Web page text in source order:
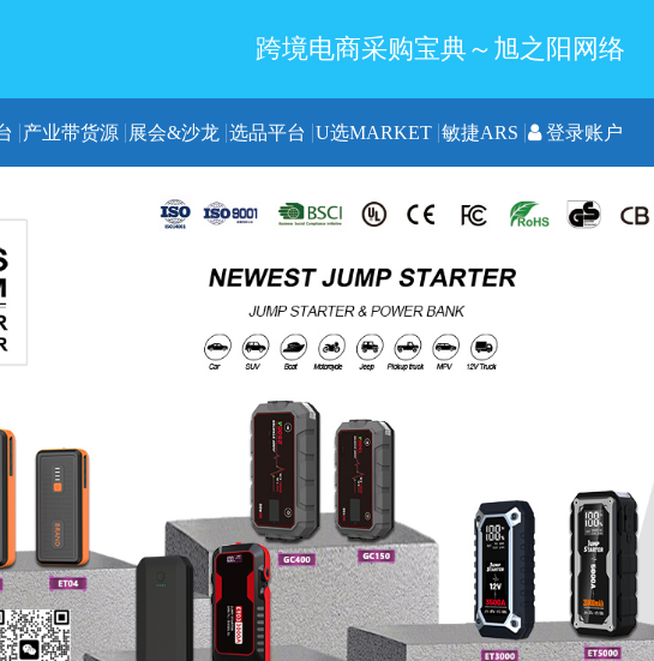
跨境电商采购宝典～旭之阳网络
产业带货源 展会&沙龙 选品平台 U选MARKET 敏捷ARS 登录账户